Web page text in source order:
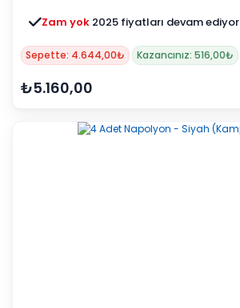
Zam yok 2025 fiyatları devam ediyor
Sepette: 4.644,00₺ Kazancınız: 516,00₺
₺5.160,00